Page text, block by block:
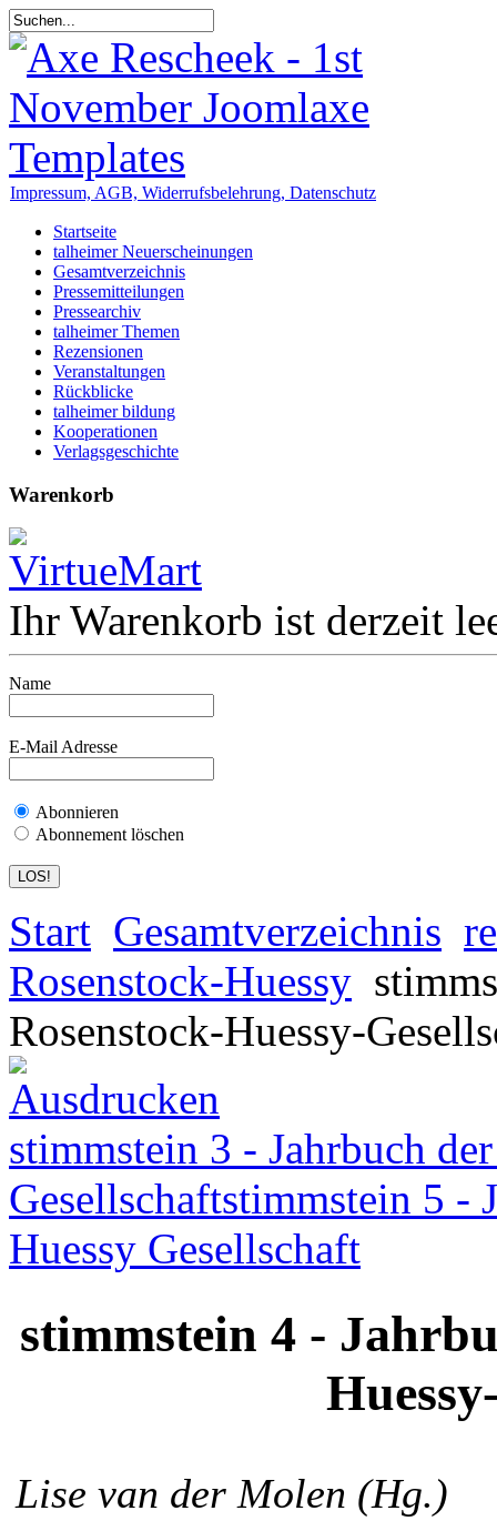
Impressum, AGB, Widerrufsbelehrung, Datenschutz
Startseite
talheimer Neuerscheinungen
Gesamtverzeichnis
Pressemitteilungen
Pressearchiv
talheimer Themen
Rezensionen
Veranstaltungen
Rückblicke
talheimer bildung
Kooperationen
Verlagsgeschichte
Warenkorb
Ihr Warenkorb ist derzeit
Name
E-Mail Adresse
Abonnieren
Abonnement löschen
Start Gesamtverzeichnis
Rosenstock-Huessy
Rosenstock-Huessy-
stimmstein 3 - Jahrbuch
Gesellschaftstimmstein 5 -
Huessy Gesellschaft
stimmstein 4 -
Lise van der Molen (Hg.)